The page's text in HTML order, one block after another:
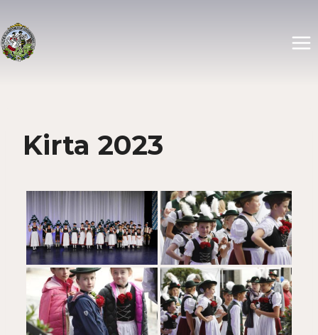
Inhalt
springen
Kirta 2023